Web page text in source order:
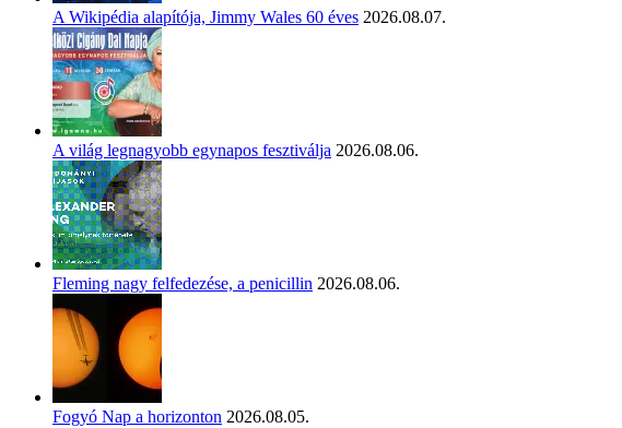
A Wikipédia alapítója, Jimmy Wales 60 éves 2026.08.07.
A világ legnagyobb egynapos fesztiválja 2026.08.06.
Fleming nagy felfedezése, a penicillin 2026.08.06.
Fogyó Nap a horizonton 2026.08.05.